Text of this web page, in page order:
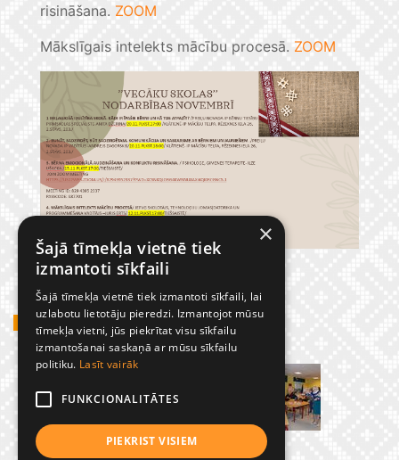
risināšana. ZOOM
Mākslīgais intelekts mācību procesā. ZOOM
GADĪJUMBILDES
×
Šajā tīmekļa vietnē tiek
izmantoti sīkfaili
Šajā tīmekļa vietnē tiek izmantoti sīkfaili, lai
uzlabotu lietotāju pieredzi. Izmantojot mūsu
tīmekļa vietni, jūs piekrītat visu sīkfailu
izmantošanai saskaņā ar mūsu sīkfailu
politiku. Lasīt vairāk
FUNKCIONALITĀTES
PIEKRIST VISIEM